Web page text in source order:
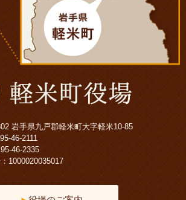
岩手県九戸郡軽米町大字軽米10-85
46-2111
46-2335
1000020035017